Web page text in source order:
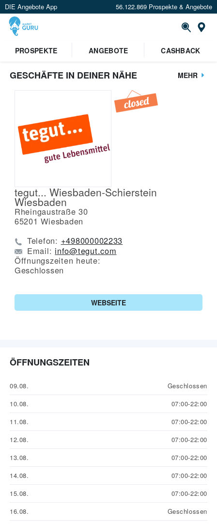
DIE Angebote App 56.122.869 Prospekte & Angebote
PROSPEKTE
ANGEBOTE CASHBACK
GESCHÄFTE IN DEINER NÄHE MEHR
tegut... Wiesbaden-Schierstein
Wiesbaden
Rheingaustraße 30
65201 Wiesbaden
Telefon: +498000002233
Email: info@tegut.com
Öffnungszeiten heute:
Geschlossen
WEBSEITE
ÖFFNUNGSZEITEN
09.08.
Geschlossen
10.08.
07:00-22:00
11.08.
07:00-22:00
12.08.
07:00-22:00
13.08.
07:00-22:00
14.08.
07:00-22:00
15.08.
07:00-22:00
16.08.
Geschlossen